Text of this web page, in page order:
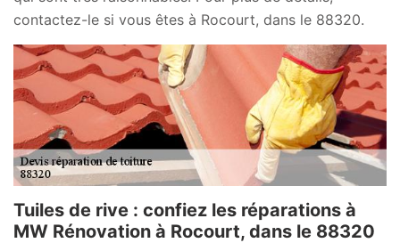
contactez-le si vous êtes à Rocourt, dans le 88320.
Tuiles de rive : confiez les réparations à
MW Rénovation à Rocourt, dans le 88320